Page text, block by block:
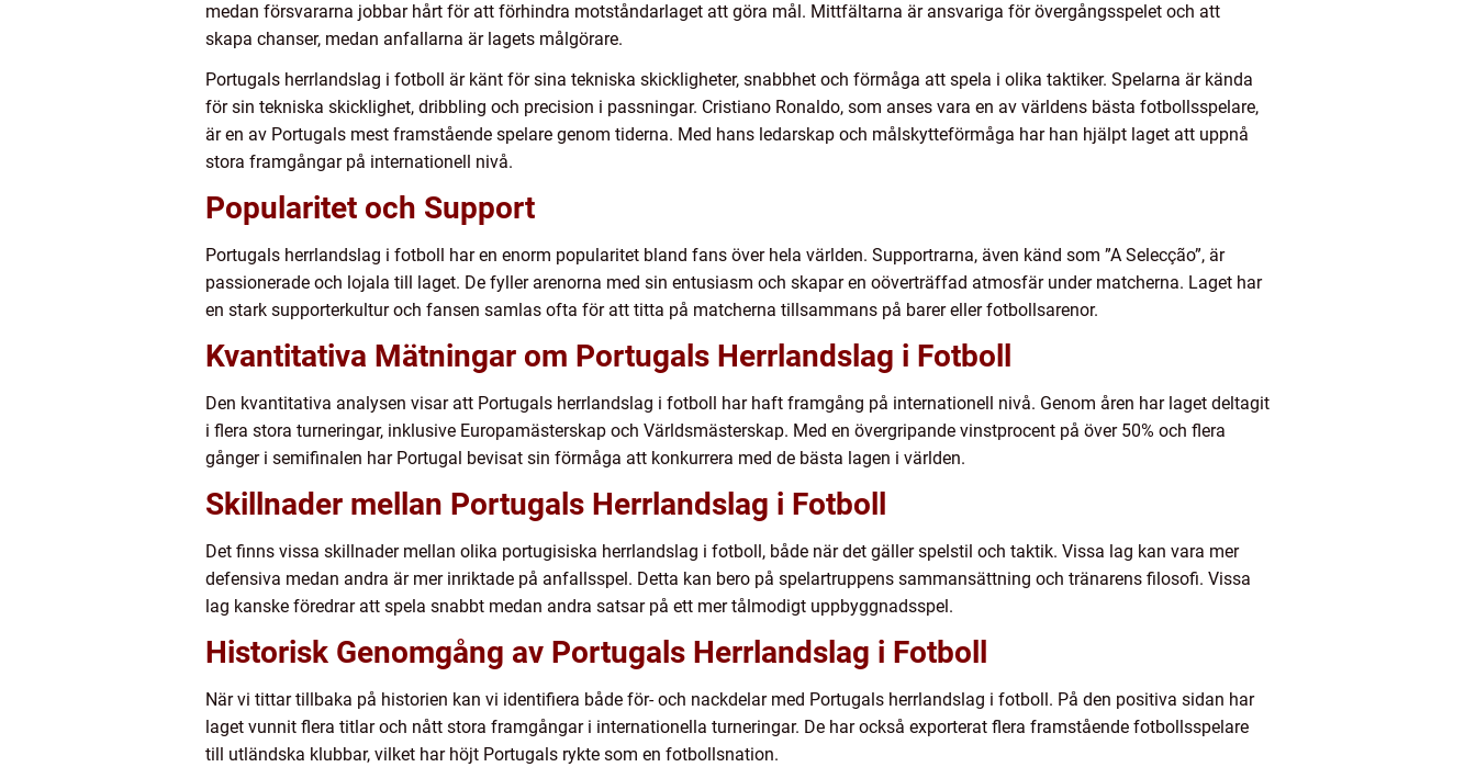
medan försvararna jobbar hårt för att förhindra motståndarlaget att göra mål. Mittfältarna är ansvariga för övergångsspelet och att
skapa chanser, medan anfallarna är lagets målgörare.
Portugals herrlandslag i fotboll är känt för sina tekniska skickligheter, snabbhet och förmåga att spela i olika taktiker. Spelarna är kända
för sin tekniska skicklighet, dribbling och precision i passningar. Cristiano Ronaldo, som anses vara en av världens bästa fotbollsspelare,
är en av Portugals mest framstående spelare genom tiderna. Med hans ledarskap och målskytteförmåga har han hjälpt laget att uppnå
stora framgångar på internationell nivå.
Popularitet och Support
Portugals herrlandslag i fotboll har en enorm popularitet bland fans över hela världen. Supportrarna, även känd som ”A Selecção”, är
passionerade och lojala till laget. De fyller arenorna med sin entusiasm och skapar en oöverträffad atmosfär under matcherna. Laget har
en stark supporterkultur och fansen samlas ofta för att titta på matcherna tillsammans på barer eller fotbollsarenor.
Kvantitativa Mätningar om Portugals Herrlandslag i Fotboll
Den kvantitativa analysen visar att Portugals herrlandslag i fotboll har haft framgång på internationell nivå. Genom åren har laget deltagit
i flera stora turneringar, inklusive Europamästerskap och Världsmästerskap. Med en övergripande vinstprocent på över 50% och flera
gånger i semifinalen har Portugal bevisat sin förmåga att konkurrera med de bästa lagen i världen.
Skillnader mellan Portugals Herrlandslag i Fotboll
Det finns vissa skillnader mellan olika portugisiska herrlandslag i fotboll, både när det gäller spelstil och taktik. Vissa lag kan vara mer
defensiva medan andra är mer inriktade på anfallsspel. Detta kan bero på spelartruppens sammansättning och tränarens filosofi. Vissa
lag kanske föredrar att spela snabbt medan andra satsar på ett mer tålmodigt uppbyggnadsspel.
Historisk Genomgång av Portugals Herrlandslag i Fotboll
När vi tittar tillbaka på historien kan vi identifiera både för- och nackdelar med Portugals herrlandslag i fotboll. På den positiva sidan har
laget vunnit flera titlar och nått stora framgångar i internationella turneringar. De har också exporterat flera framstående fotbollsspelare
till utländska klubbar, vilket har höjt Portugals rykte som en fotbollsnation.